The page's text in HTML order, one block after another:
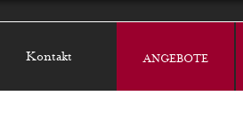
Kontakt ANGEBOTE